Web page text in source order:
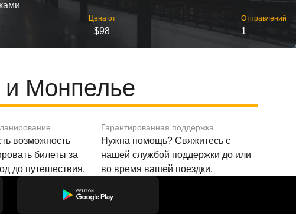
Цена от
$98
Отправлений
1
Монпелье
возможность
билеты за
до путешествия.
Гарантированная поддержка
Нужна помощь? Свяжитесь с
нашей службой поддержки до или
во время вашей поездки.